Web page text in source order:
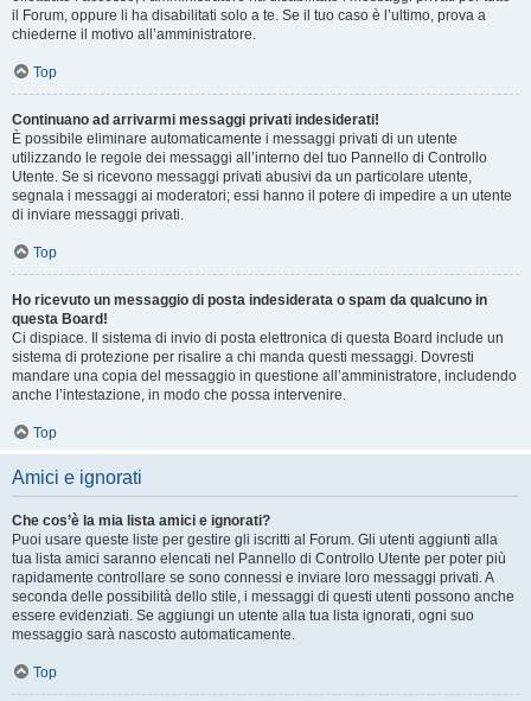
il Forum, oppure li ha disabilitati solo a te. Se il tuo caso è l’ultimo, prova a
chiederne il motivo all’amministratore.
Top
Continuano ad arrivarmi messaggi privati indesiderati!
È possibile eliminare automaticamente i messaggi privati ​​di un utente
utilizzando le regole dei messaggi all’interno del tuo Pannello di Controllo
Utente. Se si ricevono messaggi privati ​​abusivi da un particolare utente,
segnala i messaggi ai moderatori; essi hanno il potere di impedire a un utente
di inviare messaggi privati​​.
Top
Ho ricevuto un messaggio di posta indesiderata o spam da qualcuno in
questa Board!
Ci dispiace. Il sistema di invio di posta elettronica di questa Board include un
sistema di protezione per risalire a chi manda questi messaggi. Dovresti
mandare una copia del messaggio in questione all’amministratore, includendo
anche l’intestazione, in modo che possa intervenire.
Top
Amici e ignorati
Che cos’è la mia lista amici e ignorati?
Puoi usare queste liste per gestire gli iscritti al Forum. Gli utenti aggiunti alla
tua lista amici saranno elencati nel Pannello di Controllo Utente per poter più
rapidamente controllare se sono connessi e inviare loro messaggi privati. A
seconda delle possibilità dello stile, i messaggi di questi utenti possono anche
essere evidenziati. Se aggiungi un utente alla tua lista ignorati, ogni suo
messaggio sarà nascosto automaticamente.
Top